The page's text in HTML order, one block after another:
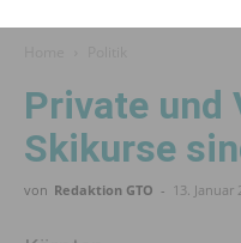
Private und
Skikurse
von Redaktion GTO - 13. Januar